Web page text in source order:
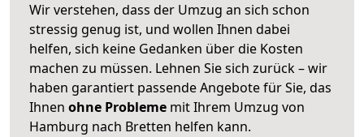
Wir verstehen, dass der Umzug an sich schon
stressig genug ist, und wollen Ihnen dabei
helfen, sich keine Gedanken über die Kosten
machen zu müssen. Lehnen Sie sich zurück – wir
haben garantiert passende Angebote für Sie, das
Ihnen ohne Probleme mit Ihrem Umzug von
Hamburg nach Bretten helfen kann.